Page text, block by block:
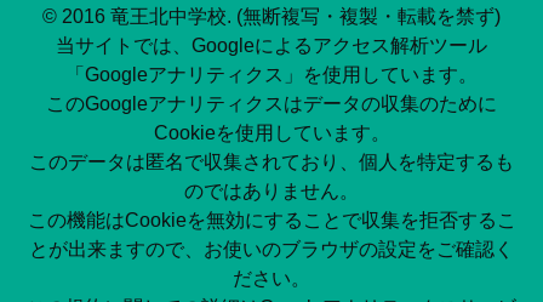
© 2016 竜王北中学校. (無断複写・複製・転載を禁ず)
当サイトでは、Googleによるアクセス解析ツール
「Googleアナリティクス」を使用しています。
このGoogleアナリティクスはデータの収集のために
Cookieを使用しています。
このデータは匿名で収集されており、個人を特定するも
のではありません。
この機能はCookieを無効にすることで収集を拒否するこ
とが出来ますので、お使いのブラウザの設定をご確認く
ださい。